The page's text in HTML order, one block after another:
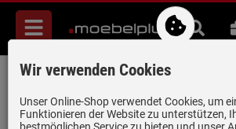
Menü
Suche
Villeroy & Boch Architectura
02 i4 Graphit Keramikspüle
Excenterbetätigung
Wir verwenden Cookies
Unser Online-Shop verwendet Cookies, um
Funktionieren der Website zu unterstützen,